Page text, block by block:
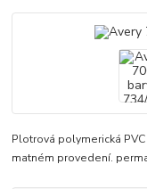
Plotrová polymerická
matném provedení.